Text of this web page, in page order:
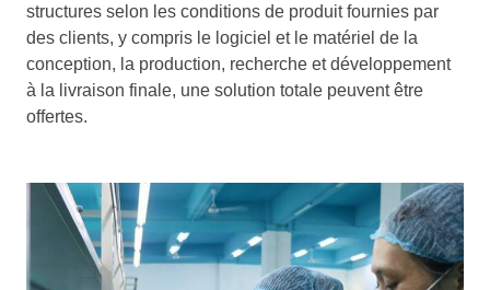
structures selon les conditions de produit fournies par
des clients, y compris le logiciel et le matériel de la
conception, la production, recherche et développement
à la livraison finale, une solution totale peuvent être
offertes.